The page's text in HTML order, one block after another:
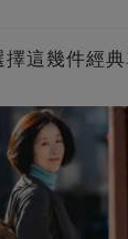
這幾件經